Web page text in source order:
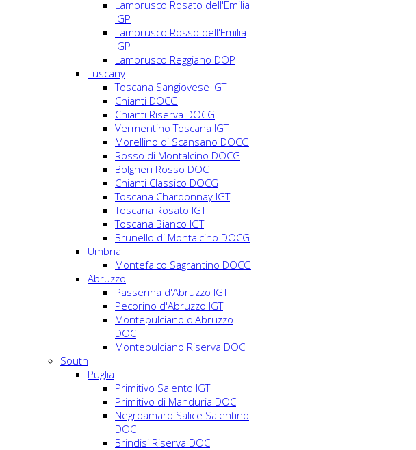
Lambrusco Rosato dell'Emilia
IGP
Lambrusco Rosso dell'Emilia
IGP
Lambrusco Reggiano DOP
Tuscany
Toscana Sangiovese IGT
Chianti DOCG
Chianti Riserva DOCG
Vermentino Toscana IGT
Morellino di Scansano DOCG
Rosso di Montalcino DOCG
Bolgheri Rosso DOC
Chianti Classico DOCG
Toscana Chardonnay IGT
Toscana Rosato IGT
Toscana Bianco IGT
Brunello di Montalcino DOCG
Umbria
Montefalco Sagrantino DOCG
Abruzzo
Passerina d'Abruzzo IGT
Pecorino d'Abruzzo IGT
Montepulciano d'Abruzzo
DOC
Montepulciano Riserva DOC
South
Puglia
Primitivo Salento IGT
Primitivo di Manduria DOC
Negroamaro Salice Salentino
DOC
Brindisi Riserva DOC